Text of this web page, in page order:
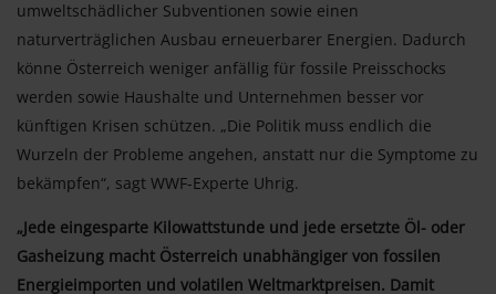
umweltschädlicher Subventionen sowie einen
naturverträglichen Ausbau erneuerbarer Energien. Dadurch
könne Österreich weniger anfällig für fossile Preisschocks
werden sowie Haushalte und Unternehmen besser vor
künftigen Krisen schützen. „Die Politik muss endlich die
Wurzeln der Probleme angehen, anstatt nur die Symptome zu
bekämpfen“, sagt WWF-Experte Uhrig.
„Jede eingesparte Kilowattstunde und jede ersetzte Öl- oder
Gasheizung macht Österreich unabhängiger von fossilen
Energieimporten und volatilen Weltmarktpreisen. Damit